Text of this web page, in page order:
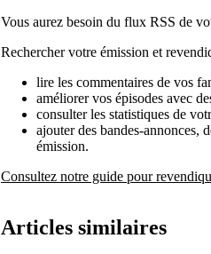
Vous aurez besoin du flux RSS de
Rechercher votre émission et
lire les commentaires de vos
améliorer vos épisodes avec
consulter les statistiques de
ajouter des bandes-annonces,
émission.
Consultez notre guide pour
Articles similaires